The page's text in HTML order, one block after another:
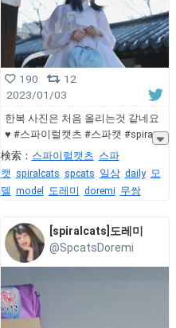
190
12
2023/01/03
한복 사진은 처음 올리는것 같네요
♥ #스파이럴캣츠 #스파캣 #spira
検索： 스파이럴캣츠 스파
캣 spiralcats spcats 일상 daily 모
델 model 도레미 doremi 무쌍
[spiralcats]도레미
@SpcatsDoremi